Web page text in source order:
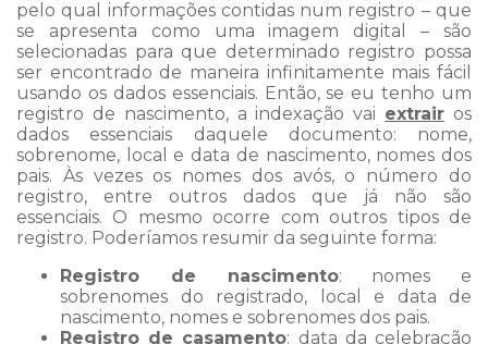
pelo qual informações contidas num registro – que
se apresenta como uma imagem digital – são
selecionadas para que determinado registro possa
ser encontrado de maneira infinitamente mais fácil
usando os dados essenciais. Então, se eu tenho um
registro de nascimento, a indexação vai extrair os
dados essenciais daquele documento: nome,
sobrenome, local e data de nascimento, nomes dos
pais. Às vezes os nomes dos avós, o número do
registro, entre outros dados que já não são
essenciais. O mesmo ocorre com outros tipos de
registro. Poderíamos resumir da seguinte forma:
Registro de nascimento: nomes e
sobrenomes do registrado, local e data de
nascimento, nomes e sobrenomes dos pais.
Registro de casamento: data da celebração